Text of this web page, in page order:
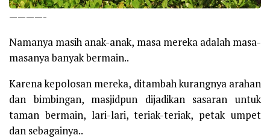
————-
Namanya masih anak-anak, masa mereka adalah masa-
masanya banyak bermain..
Karena kepolosan mereka, ditambah kurangnya arahan
dan bimbingan, masjidpun dijadikan sasaran untuk
taman bermain, lari-lari, teriak-teriak, petak umpet
dan sebagainya..